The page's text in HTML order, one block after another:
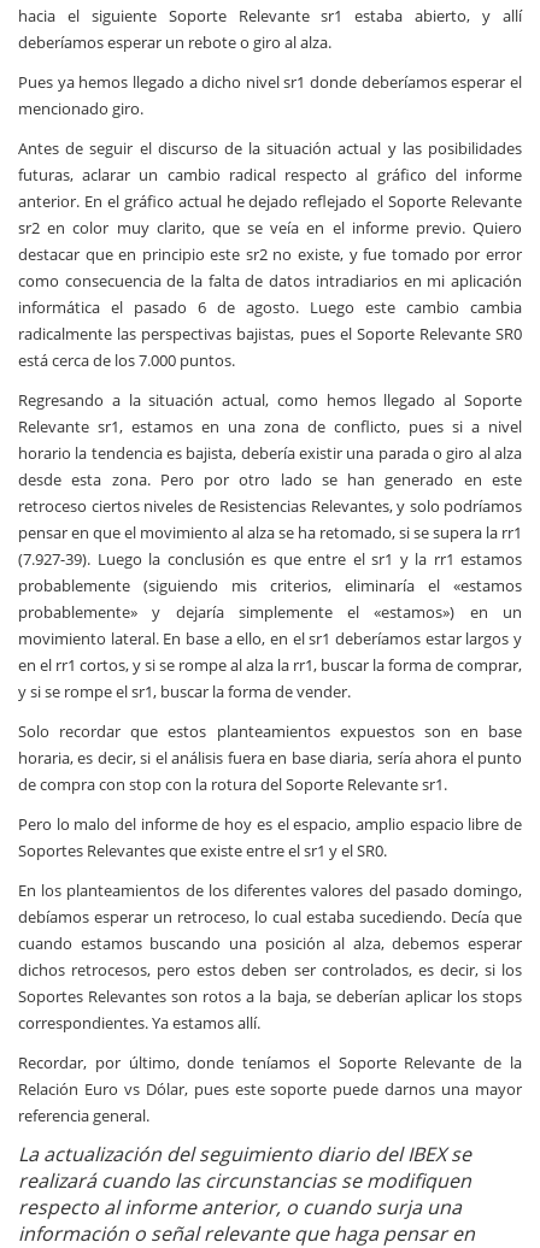
hacia el siguiente Soporte Relevante sr1 estaba abierto, y allí
deberíamos esperar un rebote o giro al alza.
Pues ya hemos llegado a dicho nivel sr1 donde deberíamos esperar el
mencionado giro.
Antes de seguir el discurso de la situación actual y las posibilidades
futuras, aclarar un cambio radical respecto al gráfico del informe
anterior. En el gráfico actual he dejado reflejado el Soporte Relevante
sr2 en color muy clarito, que se veía en el informe previo. Quiero
destacar que en principio este sr2 no existe, y fue tomado por error
como consecuencia de la falta de datos intradiarios en mi aplicación
informática el pasado 6 de agosto. Luego este cambio cambia
radicalmente las perspectivas bajistas, pues el Soporte Relevante SR0
está cerca de los 7.000 puntos.
Regresando a la situación actual, como hemos llegado al Soporte
Relevante sr1, estamos en una zona de conflicto, pues si a nivel
horario la tendencia es bajista, debería existir una parada o giro al alza
desde esta zona. Pero por otro lado se han generado en este
retroceso ciertos niveles de Resistencias Relevantes, y solo podríamos
pensar en que el movimiento al alza se ha retomado, si se supera la rr1
(7.927-39). Luego la conclusión es que entre el sr1 y la rr1 estamos
probablemente (siguiendo mis criterios, eliminaría el «estamos
probablemente» y dejaría simplemente el «estamos») en un
movimiento lateral. En base a ello, en el sr1 deberíamos estar largos y
en el rr1 cortos, y si se rompe al alza la rr1, buscar la forma de comprar,
y si se rompe el sr1, buscar la forma de vender.
Solo recordar que estos planteamientos expuestos son en base
horaria, es decir, si el análisis fuera en base diaria, sería ahora el punto
de compra con stop con la rotura del Soporte Relevante sr1.
Pero lo malo del informe de hoy es el espacio, amplio espacio libre de
Soportes Relevantes que existe entre el sr1 y el SR0.
En los planteamientos de los diferentes valores del pasado domingo,
debíamos esperar un retroceso, lo cual estaba sucediendo. Decía que
cuando estamos buscando una posición al alza, debemos esperar
dichos retrocesos, pero estos deben ser controlados, es decir, si los
Soportes Relevantes son rotos a la baja, se deberían aplicar los stops
correspondientes. Ya estamos allí.
Recordar, por último, donde teníamos el Soporte Relevante de la
Relación Euro vs Dólar, pues este soporte puede darnos una mayor
referencia general.
La actualización del seguimiento diario del IBEX se
realizará cuando las circunstancias se modifiquen
respecto al informe anterior, o cuando surja una
información o señal relevante que haga pensar en